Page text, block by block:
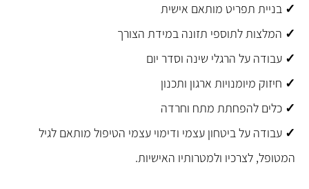
✓ בניית תפריט מותאם אישית
✓ המלצות לתוספי תזונה במידת הצורך
✓ עבודה על הרגלי שינה וסדר יום
✓ חיזוק מיומנויות ארגון ותכנון
✓ כלים להפחתת מתח וחרדה
✓ עבודה על ביטחון עצמי ודימוי עצמי הטיפול מותאם לגיל
המטופל, לצרכיו ולמטרותיו האישיות.